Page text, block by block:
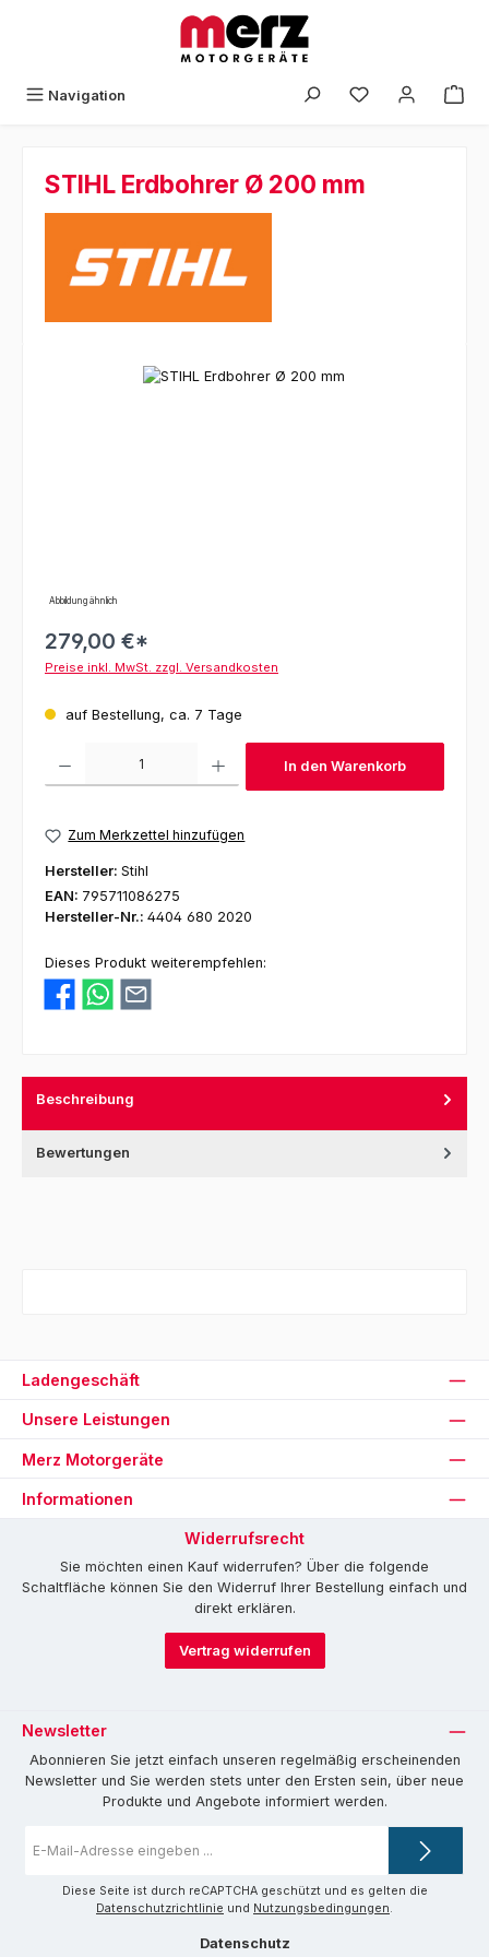
Navigation
STIHL Erdbohrer Ø 200 mm
Bildergalerie überspringen
Abbildung ähnlich
279,00 €*
Preise inkl. MwSt. zzgl. Versandkosten
auf Bestellung, ca. 7 Tage
In den Warenkorb
Zum Merkzettel hinzufügen
Hersteller: Stihl
EAN: 795711086275
Hersteller-Nr.: 4404 680 2020
Dieses Produkt weiterempfehlen:
Beschreibung
Bewertungen
Ladengeschäft
Unsere Leistungen
Merz Motorgeräte
Informationen
Widerrufsrecht
Sie möchten einen Kauf widerrufen? Über die folgende
Schaltfläche können Sie den Widerruf Ihrer Bestellung einfach und
direkt erklären.
Vertrag widerrufen
Newsletter
Abonnieren Sie jetzt einfach unseren regelmäßig erscheinenden
Newsletter und Sie werden stets unter den Ersten sein, über neue
Produkte und Angebote informiert werden.
Mail-
Diese Seite ist durch reCAPTCHA geschützt und es gelten die
Datenschutzrichtlinie und Nutzungsbedingungen.
Datenschutz